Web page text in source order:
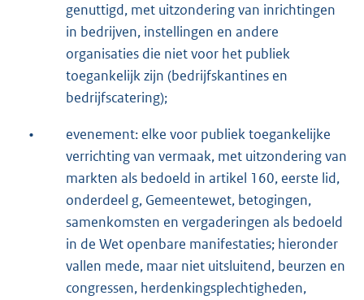
genuttigd, met uitzondering van inrichtingen
in bedrijven, instellingen en andere
organisaties die niet voor het publiek
toegankelijk zijn (bedrijfskantines en
bedrijfscatering);
•
evenement: elke voor publiek toegankelijke
verrichting van vermaak, met uitzondering van
markten als bedoeld in artikel 160, eerste lid,
onderdeel g, Gemeentewet, betogingen,
samenkomsten en vergaderingen als bedoeld
in de Wet openbare manifestaties; hieronder
vallen mede, maar niet uitsluitend, beurzen en
congressen, herdenkingsplechtigheden,